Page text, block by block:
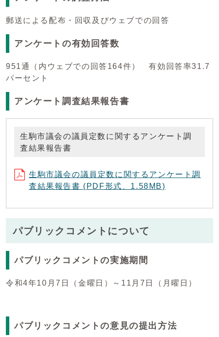
郵送による配布・回収及びウェブでの回答
アンケートの有効回答数
951通（内ウェブでの回答164件） 有効回答率31.7
パーセント
アンケート調査結果報告書
生駒市議会の議員定数に関するアンケート調
査結果報告書
生駒市議会の議員定数に関するアンケート調
査結果報告書 (PDF形式、1.58MB)
パブリックコメントについて
パブリックコメントの実施期間
令和4年10月7日（金曜日）～11月7日（月曜日）
パブリックコメントの意見の提出方法